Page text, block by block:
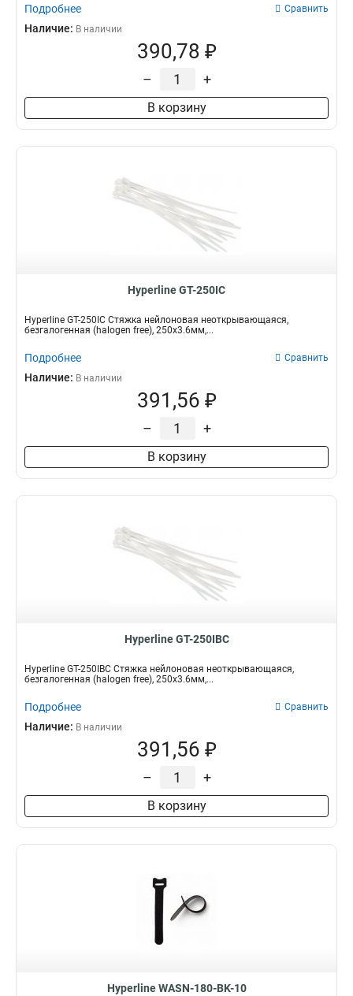
Подробнее Сравнить
Наличие: В наличии
390,78 ₽
– +
В корзину
Hyperline GT-250IC
Hyperline GT-250IC Стяжка нейлоновая неоткрывающаяся,
безгалогенная (halogen free), 250x3.6мм,...
Подробнее Сравнить
Наличие: В наличии
391,56 ₽
– +
В корзину
Hyperline GT-250IBC
Hyperline GT-250IBC Стяжка нейлоновая неоткрывающаяся,
безгалогенная (halogen free), 250x3.6мм,...
Подробнее Сравнить
Наличие: В наличии
391,56 ₽
– +
В корзину
Hyperline WASN-180-BK-10